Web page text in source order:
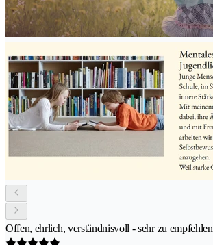
Offen, ehrlich, verständnisvoll - sehr zu empfehlen